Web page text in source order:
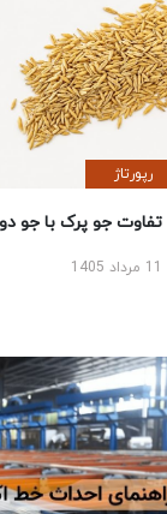
رپورتاژ
تفاوت جو پرک با جو